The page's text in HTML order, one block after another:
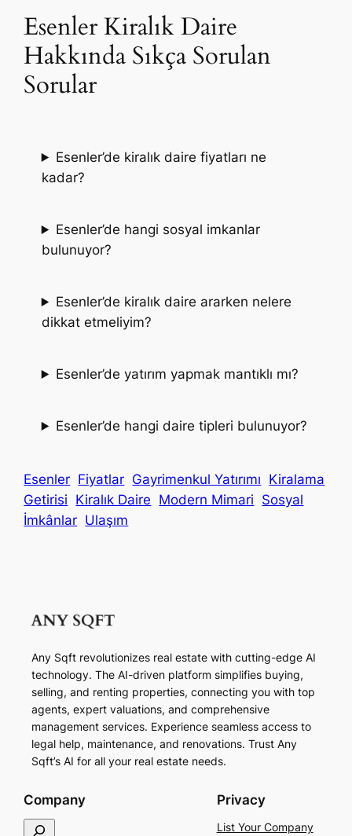
Esenler Kiralık Daire
Hakkında Sıkça Sorulan
Sorular
Esenler’de kiralık daire fiyatları ne
kadar?
Esenler’de hangi sosyal imkanlar
bulunuyor?
Esenler’de kiralık daire ararken nelere
dikkat etmeliyim?
Esenler’de yatırım yapmak mantıklı mı?
Esenler’de hangi daire tipleri bulunuyor?
Esenler Fiyatlar Gayrimenkul Yatırımı Kiralama
Getirisi Kiralık Daire Modern Mimari Sosyal
İmkânlar Ulaşım
Any Sqft revolutionizes real estate with cutting-edge AI
technology. The AI-driven platform simplifies buying,
selling, and renting properties, connecting you with top
agents, expert valuations, and comprehensive
management services. Experience seamless access to
legal help, maintenance, and renovations. Trust Any
Sqft’s AI for all your real estate needs.
Company Privacy
List Your Company